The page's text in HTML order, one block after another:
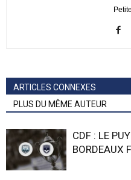
ARTICLES CONNEXES
PLUS DU MÊME AUTEUR
CDF : LE
BORDEAUX